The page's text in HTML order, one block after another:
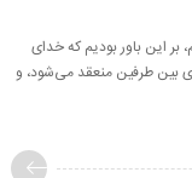
این باور بودیم که خدای
بین طرفین منعقد می‌شود، و